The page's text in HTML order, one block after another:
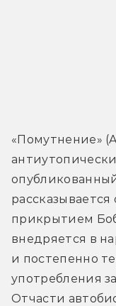
«Помутнение»
опубликованный
прикрытием
внедряется в
и постепенно
употребления
Отчасти